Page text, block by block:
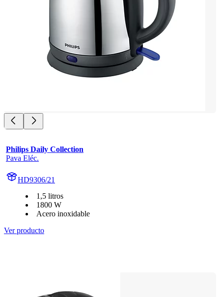
Philips Daily Collection
Pava Eléc.
HD9306/21
1,5 litros
1800 W
Acero inoxidable
Ver producto